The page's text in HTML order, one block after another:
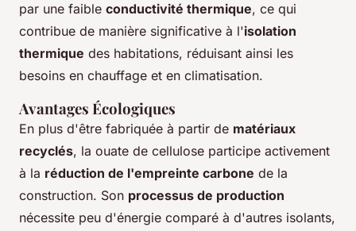
par une faible conductivité thermique, ce qui
contribue de manière significative à l'isolation
thermique des habitations, réduisant ainsi les
besoins en chauffage et en climatisation.
Avantages Écologiques
En plus d'être fabriquée à partir de matériaux
recyclés, la ouate de cellulose participe activement
à la réduction de l'empreinte carbone de la
construction. Son processus de production
nécessite peu d'énergie comparé à d'autres isolants,